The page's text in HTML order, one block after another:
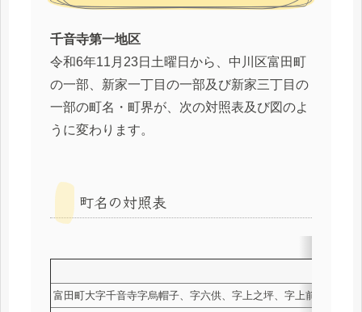
千音寺第一地区
令和6年11月23日土曜日から、中川区富田町
の一部、新家一丁目の一部及び新家三丁目の
一部の町名・町界が、次の対照表及び図のよ
うに変わります。
町名の対照表
富田町大字千音寺字烏帽子、字六供、字上之坪、字上前田畔、